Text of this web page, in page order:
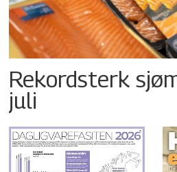
Rekordsterk
juli